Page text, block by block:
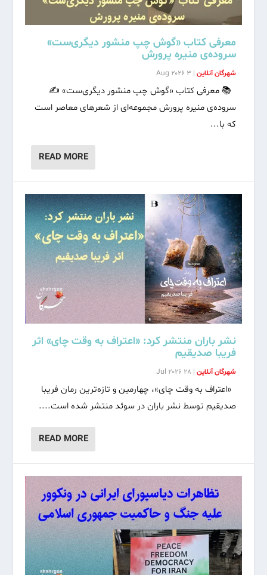
معرفی کتاب «گوش چپ منشور دیگری‌ست»
سروده‌ی منیره پرورش
شهرگان آنلاین |
3 Aug 2026
📚 معرفی کتاب «گوش چپ منشور دیگری‌ست» ✍️
سروده‌ی منیره پرورش مجموعه‌ای از شعرهای معاصر است
که با...
READ MORE
نشر باران منتشر کرد: «اعتراف به وقت چای» اثر
فریبا صدیقیم
شهرگان آنلاین |
28 Jul 2026
«اعتراف به وقت چای»، چهارمین و تازه‌ترین رمان فریبا
صدیقیم توسط نشر باران در سوئد منتشر شده است....
READ MORE